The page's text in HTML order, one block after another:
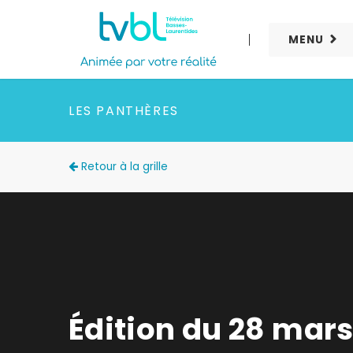
MENU
LES PANTHÈRES
Retour à la grille
Édition du 28 mars